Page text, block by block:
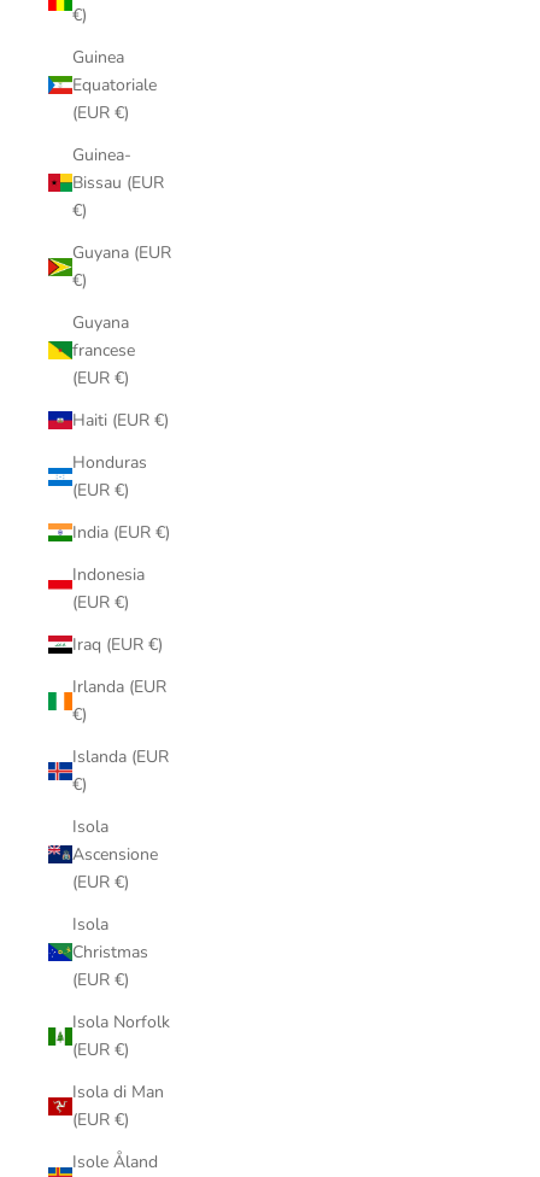
€)
Guinea
Equatoriale
(EUR €)
Guinea-
Bissau (EUR
€)
Guyana (EUR
€)
Guyana
francese
(EUR €)
Haiti (EUR €)
Honduras
(EUR €)
India (EUR €)
Indonesia
(EUR €)
Iraq (EUR €)
Irlanda (EUR
€)
Islanda (EUR
€)
Isola
Ascensione
(EUR €)
Isola
Christmas
(EUR €)
Isola Norfolk
(EUR €)
Isola di Man
(EUR €)
Isole Åland